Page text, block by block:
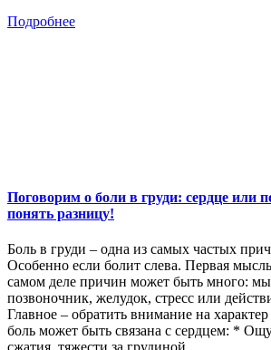
Подробнее
Поговорим о боли в груди: сердце или
понять разницу!
Боль в груди – одна из самых частых
Особенно если болит слева. Первая
самом деле причин может быть много:
позвоночник, желудок, стресс или
Главное – обратить внимание на
боль может быть связана с сердцем: *
сжатия, тяжести за грудиной….